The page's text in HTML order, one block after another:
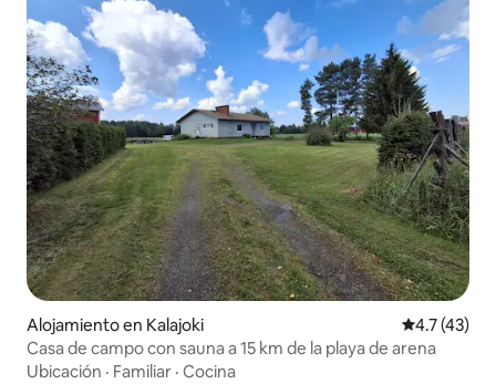
Alojamiento en Kalajoki Calificación
4.7 (43)
Casa de campo con sauna a 15 km de la playa de arena
Ubicación · Familiar · Cocina